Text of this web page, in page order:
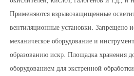
Применяются взрывозащищенные
вентиляционные установки. Запрещено
механическое оборудование и
образованию искр. Площадка хранения
оборудованием для экстренной обработки